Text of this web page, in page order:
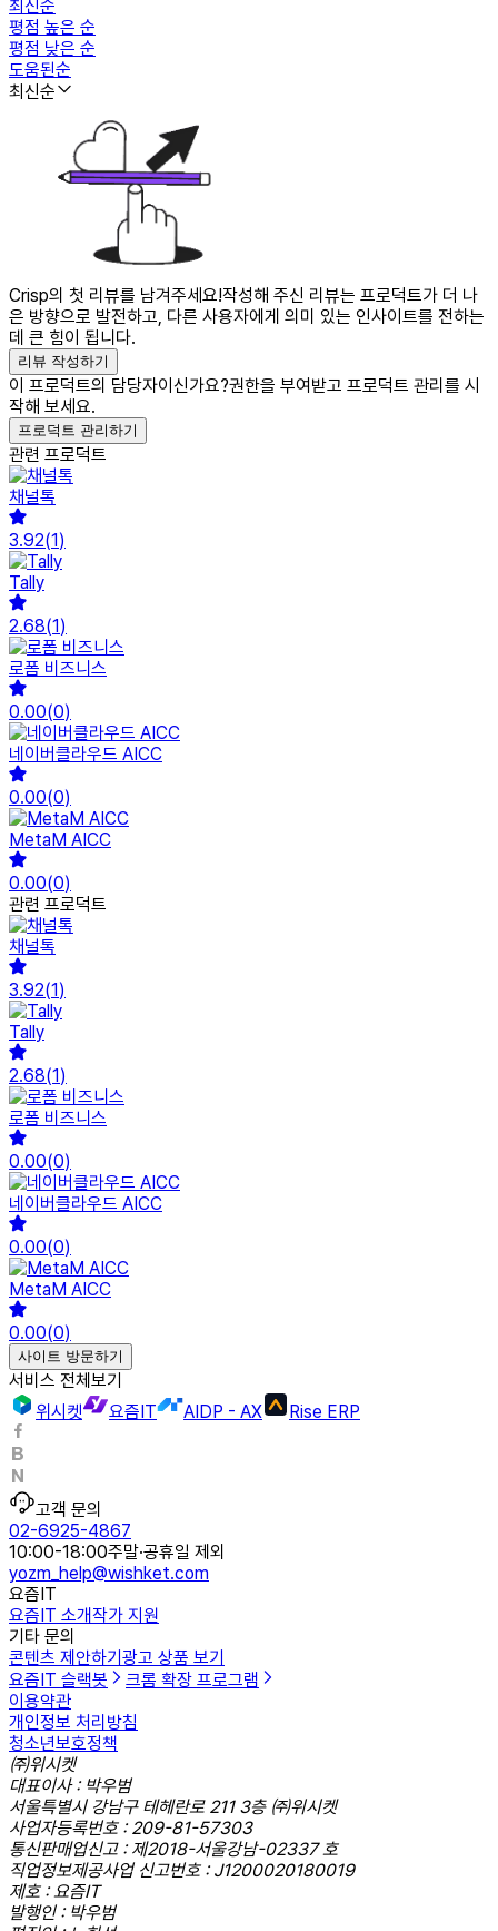
최신순
평점 높은 순
평점 낮은 순
도움된순
최신순
Crisp의 첫 리뷰를 남겨주세요!작성해 주신 리뷰는 프로덕트가 더 나
은 방향으로 발전하고, 다른 사용자에게 의미 있는 인사이트를 전하는
데 큰 힘이 됩니다.
리뷰 작성하기
이 프로덕트의 담당자이신가요?권한을 부여받고 프로덕트 관리를 시
작해 보세요.
프로덕트 관리하기
관련 프로덕트
채널톡
3.92(1)
Tally
2.68(1)
로폼 비즈니스
0.00(0)
네이버클라우드 AICC
0.00(0)
MetaM AICC
0.00(0)
관련 프로덕트
채널톡
3.92(1)
Tally
2.68(1)
로폼 비즈니스
0.00(0)
네이버클라우드 AICC
0.00(0)
MetaM AICC
0.00(0)
사이트 방문하기
서비스 전체보기
위시켓
요즘IT AIDP - AX Rise ERP
고객 문의
02-6925-4867
10:00-18:00주말·공휴일 제외
yozm_help@wishket.com
요즘IT
요즘IT 소개작가 지원
기타 문의
콘텐츠 제안하기광고 상품 보기
요즘IT 슬랙봇
크롬 확장 프로그램
이용약관
개인정보 처리방침
청소년보호정책
㈜위시켓
대표이사 : 박우범
서울특별시 강남구 테헤란로 211 3층 ㈜위시켓
사업자등록번호 : 209-81-57303
통신판매업신고 : 제2018-서울강남-02337 호
직업정보제공사업 신고번호 : J1200020180019
제호 : 요즘IT
발행인 : 박우범